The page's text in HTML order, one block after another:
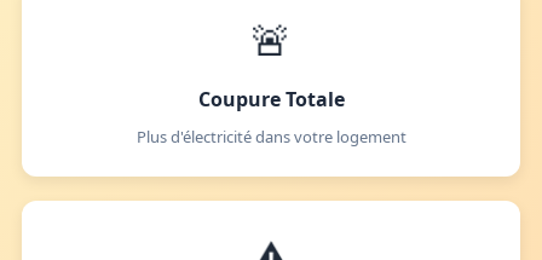
🚨
Coupure Totale
Plus d'électricité dans votre logement